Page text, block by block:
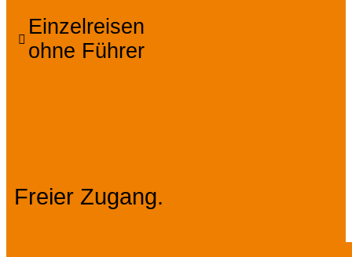
Einzelreisen
ohne Führer
Freier Zugang.